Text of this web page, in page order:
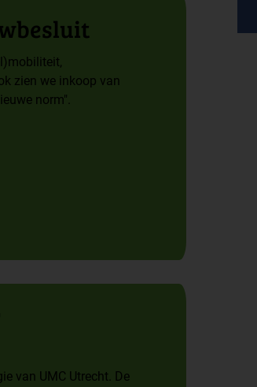
zien we inkoop van
norm".
van UMC Utrecht. De